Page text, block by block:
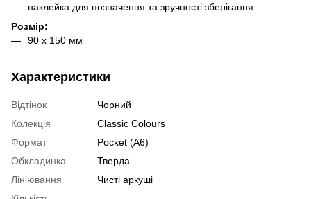
наклейка для позначення та зручності зберігання
Розмір:
90 х 150 мм
Характеристики
Відтінок
Чорний
Колекція
Classic Colours
Формат
Pocket (A6)
Обкладинка
Тверда
Лініювання
Чисті аркуші